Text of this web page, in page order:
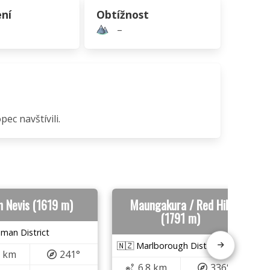
Obtížnost
–
navštívili.
Nevis (1619 m)
District
km
241°
Maungakura / Red Hill
(1791 m)
🇳🇿 Marlborough District